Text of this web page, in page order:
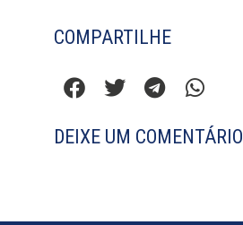
COMPARTILHE
DEIXE UM COMENTÁRIO